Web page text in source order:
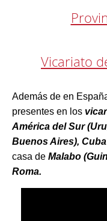
Vicariato
Además de en
presentes en los
América del Sur
Buenos Aires),
casa de Malabo
Roma.